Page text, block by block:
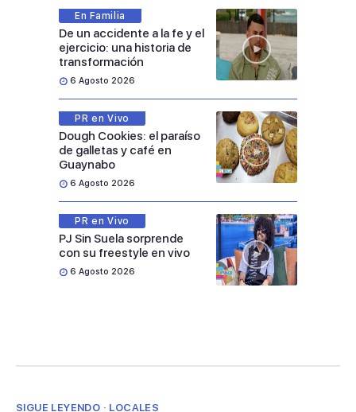
En Familia
De un accidente a la fe y el
ejercicio: una historia de
transformación
6 Agosto 2026
PR en Vivo
Dough Cookies: el paraíso
de galletas y café en
Guaynabo
6 Agosto 2026
PR en Vivo
PJ Sin Suela sorprende
con su freestyle en vivo
6 Agosto 2026
SIGUE LEYENDO · LOCALES